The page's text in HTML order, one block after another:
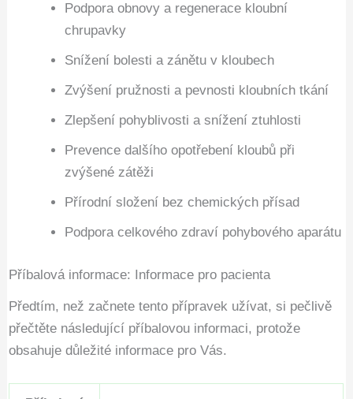
Podpora obnovy a regenerace kloubní
chrupavky
Snížení bolesti a zánětu v kloubech
Zvýšení pružnosti a pevnosti kloubních tkání
Zlepšení pohyblivosti a snížení ztuhlosti
Prevence dalšího opotřebení kloubů při
zvýšené zátěži
Přírodní složení bez chemických přísad
Podpora celkového zdraví pohybového aparátu
Příbalová informace: Informace pro pacienta
Předtím, než začnete tento přípravek užívat, si pečlivě
přečtěte následující příbalovou informaci, protože
obsahuje důležité informace pro Vás.